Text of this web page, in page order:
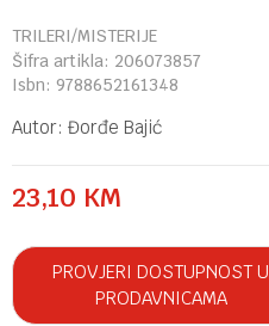
TRILERI/MISTERIJE
Šifra artikla: 206073857
Isbn: 9788652161348
Autor: Đorđe Bajić
23,10 KM
PROVJERI DOSTUPNOST U
PRODAVNICAMA